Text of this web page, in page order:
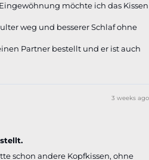
möchte ich das Kissen
weg und besserer Schlaf ohne
Partner bestellt und er ist auch
3 weeks ago
schon andere Kopfkissen, ohne